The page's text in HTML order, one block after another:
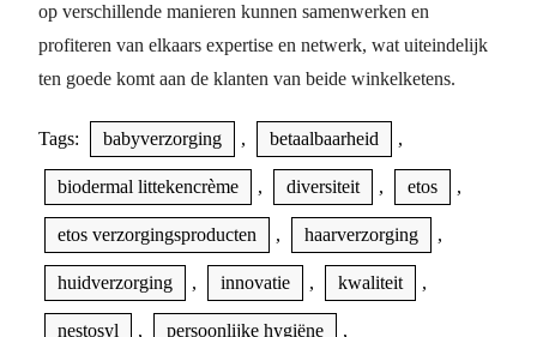
op verschillende manieren kunnen samenwerken en
profiteren van elkaars expertise en netwerk, wat uiteindelijk
ten goede komt aan de klanten van beide winkelketens.
Tags: babyverzorging , betaalbaarheid ,
biodermal littekencrème , diversiteit , etos ,
etos verzorgingsproducten , haarverzorging ,
huidverzorging , innovatie , kwaliteit ,
nestosyl , persoonlijke hygiëne ,